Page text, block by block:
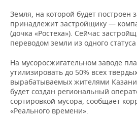
ОТКРЫТАЯ ЛЕКЦИЯ
БАСКЕТБОЛ
ВОЛЕЙБОЛ
КИБЕРСПОРТ
ФИГУРНОЕ КАТАНИЕ
ВОДНЫЕ ВИДЫ СПОРТА
ИНФРАСТРУКТУРА
ИСТОРИЯ
КУЛЬТУРА
МЕДИЦИНА
ОБРАЗОВАНИЕ
СПРАВОЧНИК
СПИСОК ПЕРСОН
СПИСОК КОМПАНИЙ
ПОЛНАЯ ВЕРСИЯ
Земля, на которой будет построен
принадлежит застройщику —
(дочка «Ростеха»). Сейчас
переводом земли из одного
На мусоросжигательном заводе
утилизировать до 50% всех
вырабатываемых жителями
будет создан региональный
сортировкой мусора, сообщает
«Реального времени».